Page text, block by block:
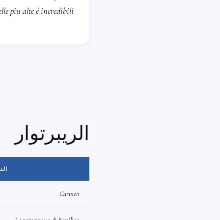
مسارح La Mancha ومدريد،
في أرجاء إسبانيا كافة،
piu alte é incredibili.
الريبرتوار
Carmen